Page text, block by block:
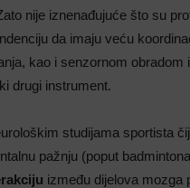
nije iznenađujuće što su
da imaju veću
kao i senzornom obradom
drugi instrument.
studijama sportista
pažnju (poput
između dijelova mozga